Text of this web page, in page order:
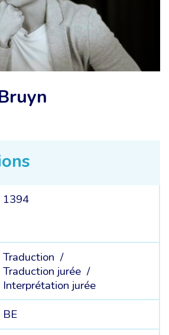
1394
Traduction /
Traduction jurée /
Interprétation jurée
BE